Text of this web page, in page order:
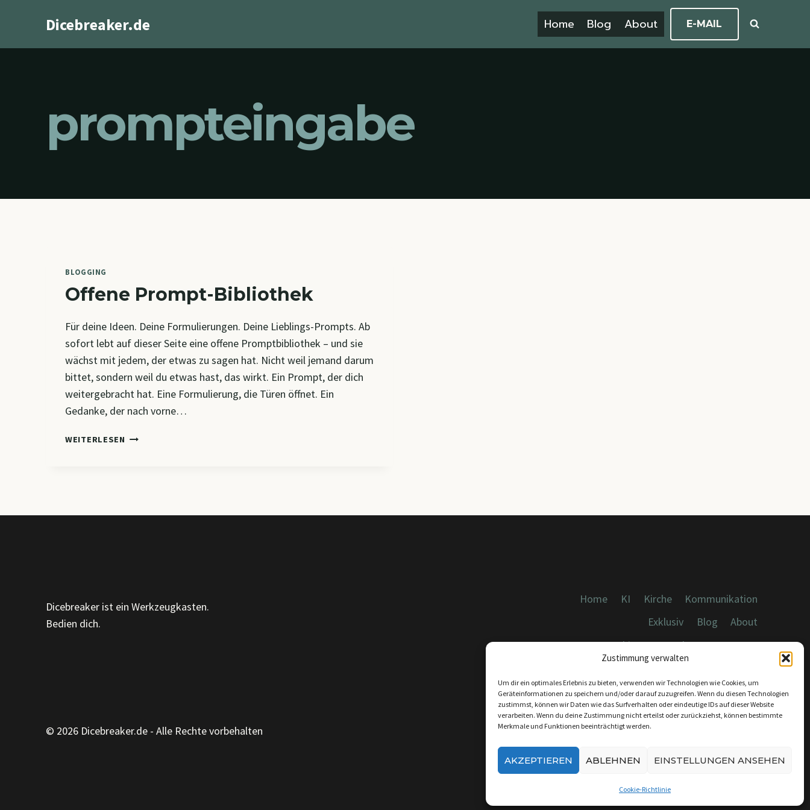
Zustimmung verwalten
Um dir ein optimales Erlebnis zu bieten, verwenden wir Technologien wie Cookies, um
Geräteinformationen zu speichern und/oder darauf zuzugreifen. Wenn du diesen Technologien
zustimmst, können wir Daten wie das Surfverhalten oder eindeutige IDs auf dieser Website
verarbeiten. Wenn du deine Zustimmung nicht erteilst oder zurückziehst, können bestimmte
Merkmale und Funktionen beeinträchtigt werden.
AKZEPTIEREN ABLEHNEN EINSTELLUNGEN ANSEHEN
Cookie-Richtlinie
Dicebreaker.de Home Blog About E-MAIL
prompteingabe
BLOGGING
Offene Prompt-Bibliothek
Für deine Ideen. Deine Formulierungen. Deine Lieblings-Prompts. Ab
sofort lebt auf dieser Seite eine offene Promptbibliothek – und sie
wächst mit jedem, der etwas zu sagen hat. Nicht weil jemand darum
bittet, sondern weil du etwas hast, das wirkt. Ein Prompt, der dich
weitergebracht hat. Eine Formulierung, die Türen öffnet. Ein
Gedanke, der nach vorne…
WEITERLESEN OFFENE
Dicebreaker ist ein Werkzeugkasten.
Bedien dich.
Home KI Kirche
Kommunikation
Exklusiv
Blog
About
Cookies, Datenschutz, Impressum
© 2026 Dicebreaker.de - Alle Rechte vorbehalten
KONTAKT: